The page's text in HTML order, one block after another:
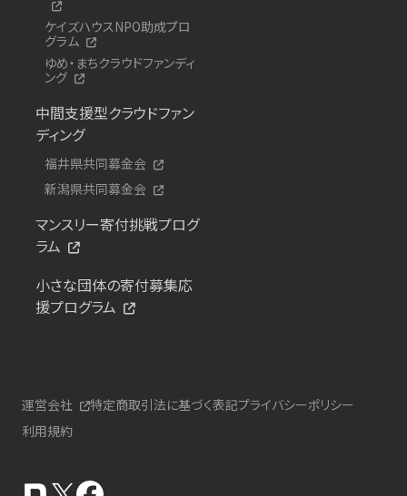
ケイズハウスNPO助成プロ
グラム
ゆめ・まちクラウドファンディ
ング
中間支援型クラウドファン
ディング
福井県共同募金会
新潟県共同募金会
マンスリー寄付挑戦プログ
ラム
小さな団体の寄付募集応
援プログラム
運営会社 特定商取引法に基づく表記プライバシーポリシー
利用規約